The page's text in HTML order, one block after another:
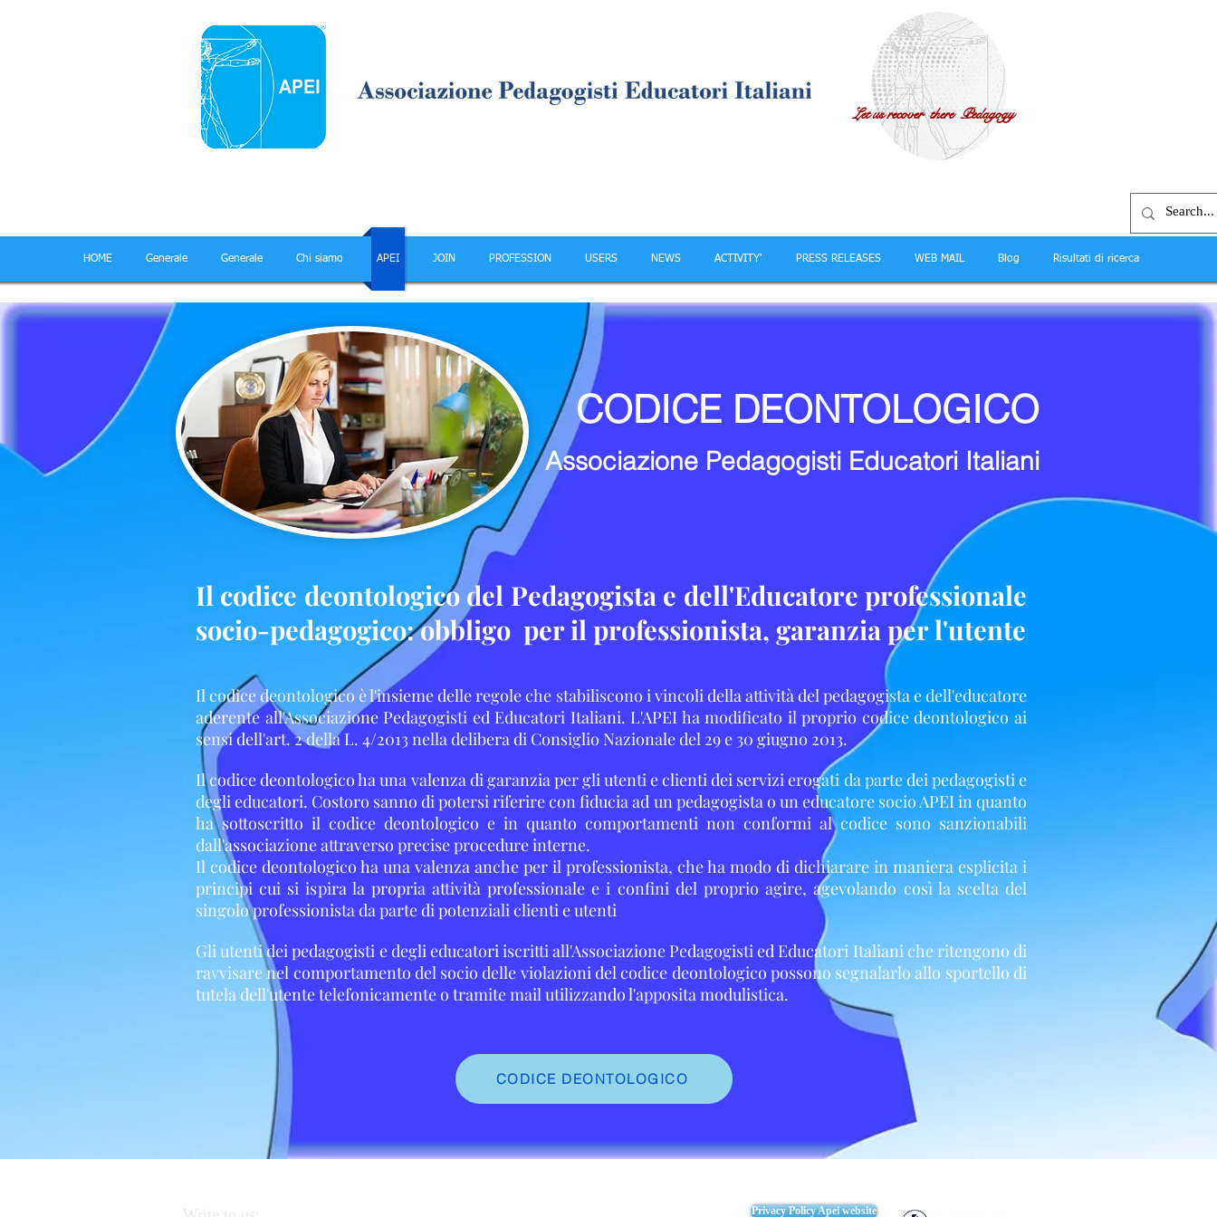
Let us recover there Pedagogy
HOME Generale Generale Chi siamo APEI JOIN PROFESSION USERS NEWS ACTIVITY' PRESS RELEASES WEB MAIL Blog Risultati di ricerca
CODICE DEONTOLOGICO
Associazione Pedagogisti Educatori Italiani
Il codice deontologico del Pedagogista e dell'Educatore professionale
socio-pedagogico:obbligo per il professionista, garanzia per l'utente
Il codice deontologico è l'insieme delle regole che stabiliscono i vincoli della attività del pedagogista e dell'educatore
aderente all'Associazione Pedagogisti ed Educatori Italiani. L'APEI ha modificato il proprio codice deontologico ai
sensi dell'art. 2 della L. 4/2013 nella delibera di Consiglio Nazionale del 29 e 30 giugno 2013.
Il codice deontologico ha una valenza di garanzia per gli utenti e clienti dei servizi erogati da parte dei pedagogisti e
degli educatori. Costoro sanno di potersi riferire con fiducia ad un pedagogista o un educatore socio APEI in quanto
ha sottoscritto il codice deontologico e in quanto comportamenti non conformi al codice sono sanzionabili
dall'associazione attraverso precise procedure interne.
Il codice deontologico ha una valenza anche per il professionista, che ha modo di dichiarare in maniera esplicita i
principi cui si ispira la propria attività professionale e i confini del proprio agire, agevolando così la scelta del
singolo professionista da parte di potenziali clienti e utenti
Gli utenti dei pedagogisti e degli educatori iscritti all'Associazione Pedagogisti ed Educatori Italiani che ritengono di
ravvisare nel comportamento del socio delle violazioni del codice deontologico possono segnalarlo allo sportello di
tutela dell'utente telefonicamente o tramite mail utilizzando l'apposita modulistica.
CODICE DEONTOLOGICO
Privacy Policy Apei website